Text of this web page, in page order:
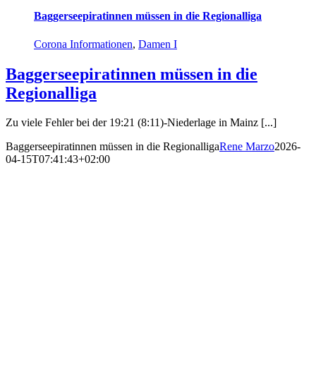
Baggerseepiratinnen müssen in die Regionalliga
Corona Informationen, Damen I
Baggerseepiratinnen müssen in die
Regionalliga
Zu viele Fehler bei der 19:21 (8:11)-Niederlage in Mainz [...]
Baggerseepiratinnen müssen in die RegionalligaRene Marzo2026-
04-15T07:41:43+02:00